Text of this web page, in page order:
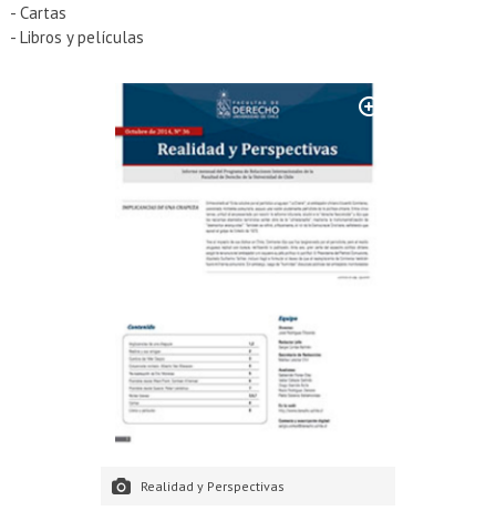
- Cartas
- Libros y películas
Realidad y Perspectivas